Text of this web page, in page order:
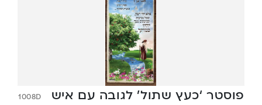
פוסטר ‘כעץ שתול’ לגובה עם איש 1008D